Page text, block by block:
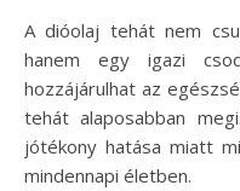
A dióolaj tehát nem
hanem egy igazi
hozzájárulhat az
tehát alaposabban
jótékony hatása miatt
mindennapi életben.